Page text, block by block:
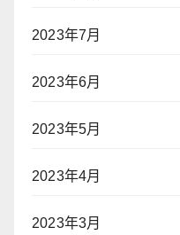
2023年7月
2023年6月
2023年5月
2023年4月
2023年3月